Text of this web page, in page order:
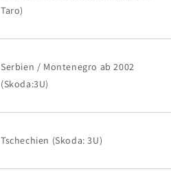
Taro)
Serbien / Montenegro ab 2002
(Skoda:3U)
Tschechien (Skoda: 3U)